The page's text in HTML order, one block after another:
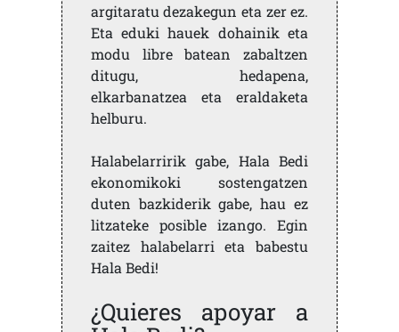
argitaratu dezakegun eta zer ez.
Eta eduki hauek dohainik eta
modu libre batean zabaltzen
ditugu, hedapena,
elkarbanatzea eta eraldaketa
helburu.
Halabelarririk gabe, Hala Bedi
ekonomikoki sostengatzen
duten bazkiderik gabe, hau ez
litzateke posible izango. Egin
zaitez halabelarri eta babestu
Hala Bedi!
¿Quieres apoyar a